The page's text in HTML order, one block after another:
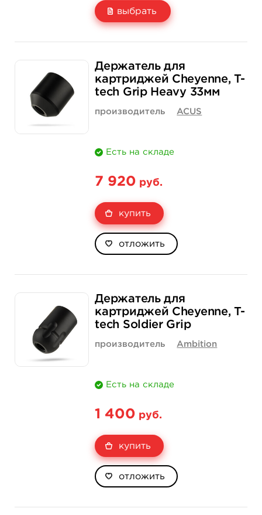
выбрать
Количество
150 руб.
купить нет на складе
Держатель для
картриджей Cheyenne, T-
tech Grip Heavy 33мм
производитель ACUS
Есть на складе
7 920 руб.
купить
отложить
Держатель для
картриджей Cheyenne, T-
tech Soldier Grip
производитель Ambition
Есть на складе
1 400 руб.
купить
отложить